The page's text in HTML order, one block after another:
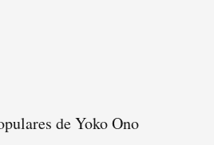
de Yoko Ono